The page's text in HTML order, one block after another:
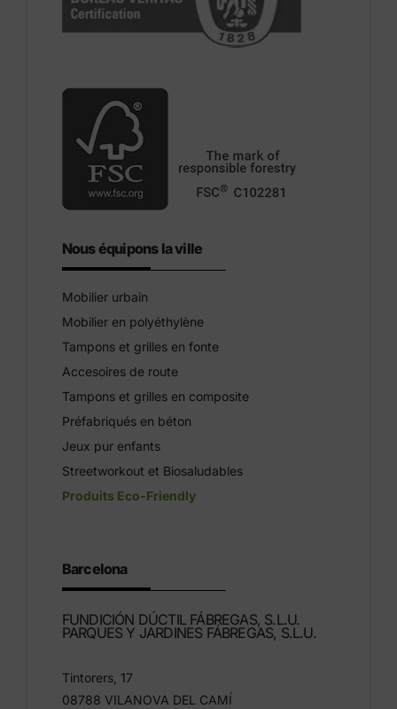
Nous équipons la ville
Mobilier urbain
Mobilier en polyéthylène
Tampons et grilles en fonte
Accesoires de route
Tampons et grilles en composite
Préfabriqués en béton
Jeux pur enfants
Streetworkout et Biosaludables
Produits Eco-Friendly
Barcelona
FUNDICIÓN DÚCTIL FÁBREGAS, S.L.U.
PARQUES Y JARDINES FÁBREGAS, S.L.U.
Tintorers, 17
08788 VILANOVA DEL CAMÍ